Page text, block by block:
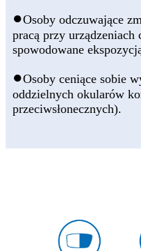
●Osoby odczuwające
pracą przy
spowodowane
●Osoby ceniące sobie
oddzielnych okularów
przeciwsłonecznych).